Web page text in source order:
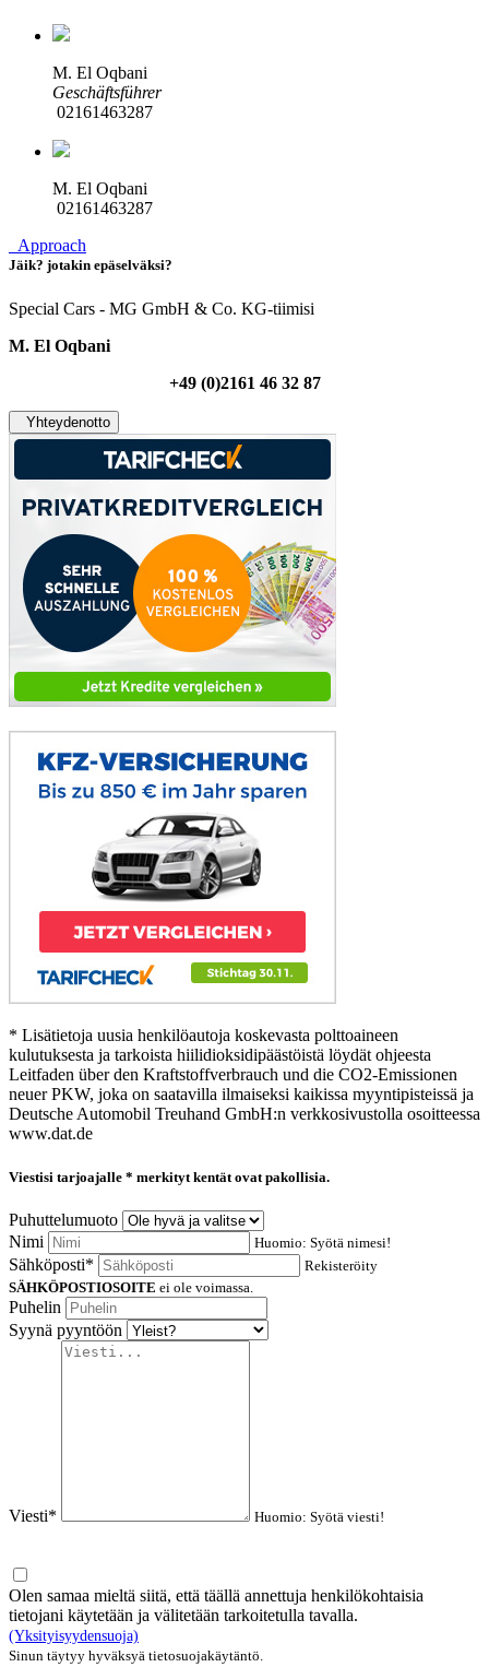
M. El Oqbani
Geschäftsführer
02161463287
M. El Oqbani
02161463287
Approach
Jäik? jotakin epäselväksi?
Special Cars - MG GmbH & Co. KG-tiimisi
M. El Oqbani
+49 (0)2161 46 32 87
Yhteydenotto
* Lisätietoja uusia henkilöautoja koskevasta polttoaineen
kulutuksesta ja tarkoista hiilidioksidipäästöistä löydät ohjeesta
Leitfaden über den Kraftstoffverbrauch und die CO2-Emissionen
neuer PKW, joka on saatavilla ilmaiseksi kaikissa myyntipisteissä ja
Deutsche Automobil Treuhand GmbH:n verkkosivustolla osoitteessa
www.dat.de
Viestisi tarjoajalle * merkityt kentät ovat pakollisia.
Puhuttelumuoto
Nimi
Huomio: Syötä nimesi!
Sähköposti*
Rekisteröity
SÄHKÖPOSTIOSOITE ei ole voimassa.
Puhelin
Syynä pyyntöön
Viesti* Huomio: Syötä viesti!
Olen samaa mieltä siitä, että täällä annettuja henkilökohtaisia
tietojani käytetään ja välitetään tarkoitetulla tavalla.
(Yksityisyydensuoja)
Sinun täytyy hyväksyä tietosuojakäytäntö.